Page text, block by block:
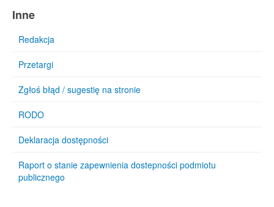
Inne
Redakcja
Przetargi
Zgłoś błąd / sugestię na stronie
RODO
Deklaracja dostępności
Raport o stanie zapewnienia dostepności podmiotu
publicznego